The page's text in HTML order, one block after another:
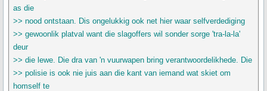
as die
>> nood ontstaan. Dis ongelukkig ook net hier waar selfverdediging
>> gewoonlik platval want die slagoffers wil sonder sorge 'tra-la-la'
deur
>> die lewe. Die dra van 'n vuurwapen bring verantwoordelikhede. Die
>> polisie is ook nie juis aan die kant van iemand wat skiet om
homself te